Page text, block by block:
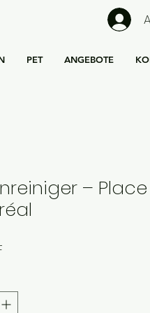
PET ANGEBOTE
–